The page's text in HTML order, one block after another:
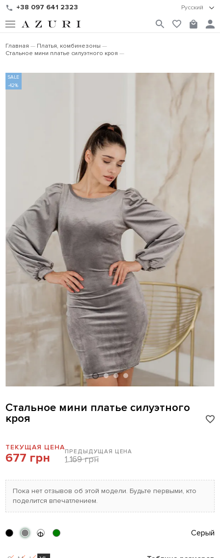
+38 097 641 2323 Русский
Главная
Платья, комбинезоны
Стальное мини платье силуэтного кроя
Стальное мини платье силуэтного
кроя
ТЕКУЩАЯ ЦЕНА
677 грн ПРЕДЫДУЩАЯ ЦЕНА
1 169 грн
Пока нет отзывов об этой модели. Будьте первыми, кто
поделится впечатлением.
Ф Серый